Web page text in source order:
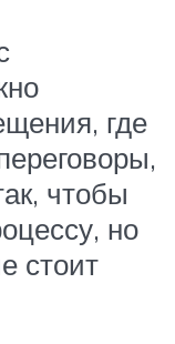
где
чтобы
но
стоит